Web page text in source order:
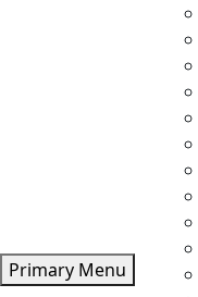
Primary Menu